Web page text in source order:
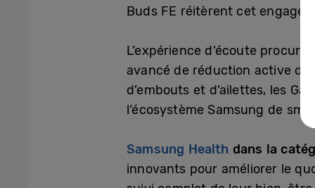
Buds FE réitèrent cet
L’expérience d’écoute
avancé de réduction active de
d’embouts et d’ailettes, les
l’écosystème Samsung de
Samsung Health dans la
innovants pour améliorer le